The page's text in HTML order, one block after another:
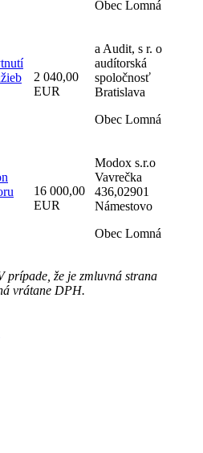
Obec Lomná
2 040,00
EUR
a Audit, s r. o
audítorská
spoločnosť
Bratislava
Obec Lomná
16 000,00
EUR
Modox s.r.o
Vavrečka
436,02901
Námestovo
Obec Lomná
prípade, že je zmluvná strana
vrátane DPH.